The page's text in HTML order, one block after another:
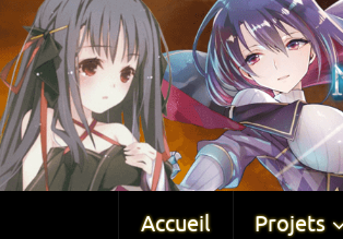
Accueil Projets